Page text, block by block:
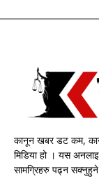
कानून खबर डट कम,
मिडिया हो । यस
सामग्रिहरु पढ्न